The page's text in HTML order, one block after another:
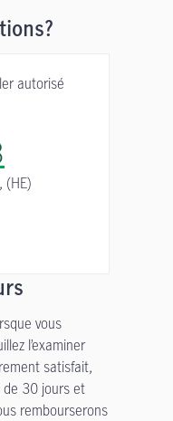
autorisé
(HE)
vous
l’examiner
satisfait,
de 30 jours et
rembourserons